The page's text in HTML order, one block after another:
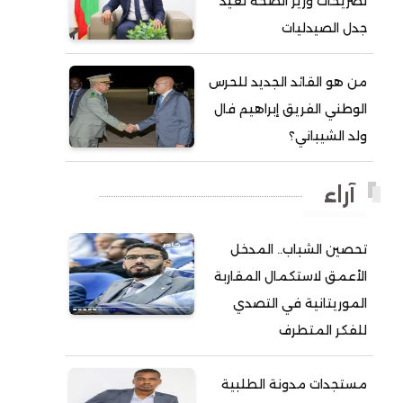
أحمد ولد آبه
أحمد ولد الديه
أحمد ولد السالك
أحمد ولد باهيه
أحمد ولد داداه
أحمد ولد علال
أحمد ولد محمد ديدي
أحمد ولد نافع
جدل الصيدليات
من هو القائد الجديد للحرس
الوطني الفريق إبراهيم فال
ولد الشيباني؟
آراء
تحصين الشباب.. المدخل
الأعمق لاستكمال المقاربة
الموريتانية في التصدي
للفكر المتطرف
مستجدات مدونة الطلبية